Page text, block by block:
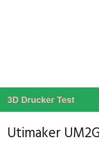
3D Drucker Test
Utimaker